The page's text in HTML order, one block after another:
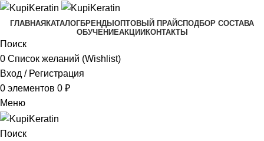
ГЛАВНАЯ КАТАЛОГБРЕНДЫ ОПТОВЫЙ ПРАЙСПОДБОР СОСТАВА
ОБУЧЕНИЕАКЦИИ КОНТАКТЫ
Поиск
0 Список желаний (Wishlist)
Вход / Регистрация
0 элементов 0 ₽
Меню
Поиск